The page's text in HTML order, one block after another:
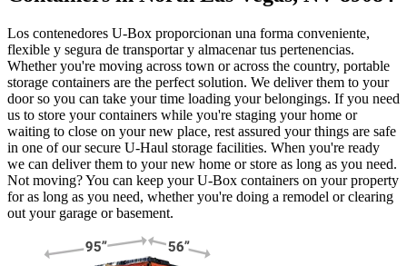
Los contenedores U-Box proporcionan una forma conveniente,
flexible y segura de transportar y almacenar tus pertenencias.
Whether you're moving across town or across the country, portable
storage containers are the perfect solution. We deliver them to your
door so you can take your time loading your belongings. If you need
us to store your containers while you're staging your home or
waiting to close on your new place, rest assured your things are safe
in one of our secure U-Haul storage facilities. When you're ready
we can deliver them to your new home or store as long as you need.
Not moving? You can keep yourU-Box containers on your property
for as long as you need, whether you're doing a remodel or clearing
out your garage or basement.